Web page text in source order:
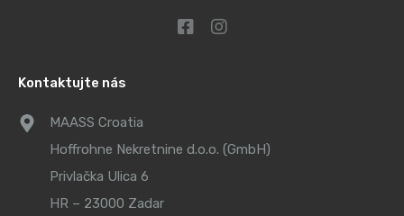
Kontaktujte nás
MAASS Croatia
Hoffrohne Nekretnine d.o.o. (GmbH)
Privlačka Ulica 6
HR – 23000 Zadar